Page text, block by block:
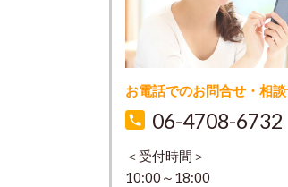
お電話でのお問合せ・相
06-4708-6732
＜受付時間＞
10:00～18:00